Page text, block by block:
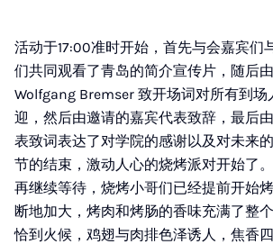
活动于17:00准时开始，首先与会嘉宾们
们共同观看了青岛的简介宣传片，随后
Wolfgang Bremser 致开场词对所有到场
迎，然后由邀请的嘉宾代表致辞，最后
表致词表达了对学院的感谢以及对未来
节的结束，激动人心的烧烤派对开始了
再继续等待，烧烤小哥们已经提前开始
断地加大，烤肉和烤肠的香味充满了整
恰到火候，鸡翅与肉排色泽诱人，焦香